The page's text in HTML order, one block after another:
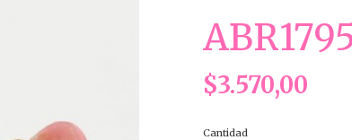
$3.570,00
Cantidad